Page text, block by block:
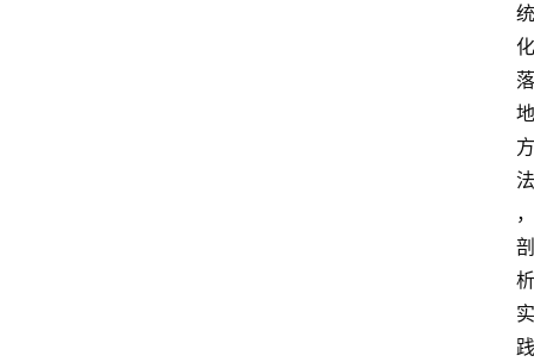
统
化
落
地
方
法
，
剖
析
实
践